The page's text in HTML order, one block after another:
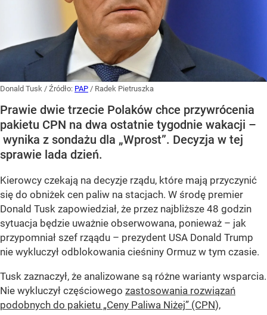
Donald Tusk / Źródło: PAP / Radek Pietruszka
Prawie dwie trzecie Polaków chce przywrócenia
pakietu CPN na dwa ostatnie tygodnie wakacji –
wynika z sondażu dla „Wprost”. Decyzja w tej
sprawie lada dzień.
Kierowcy czekają na decyzje rządu, które mają przyczynić
się do obniżek cen paliw na stacjach. W środę premier
Donald Tusk zapowiedział, że przez najbliższe 48 godzin
sytuacja będzie uważnie obserwowana, ponieważ – jak
przypomniał szef rząądu – prezydent USA Donald Trump
nie wykluczył odblokowania cieśniny Ormuz w tym czasie.
Tusk zaznaczył, że analizowane są różne warianty wsparcia.
Nie wykluczył częściowego zastosowania rozwiązań
podobnych do pakietu „Ceny Paliwa Niżej” (CPN),